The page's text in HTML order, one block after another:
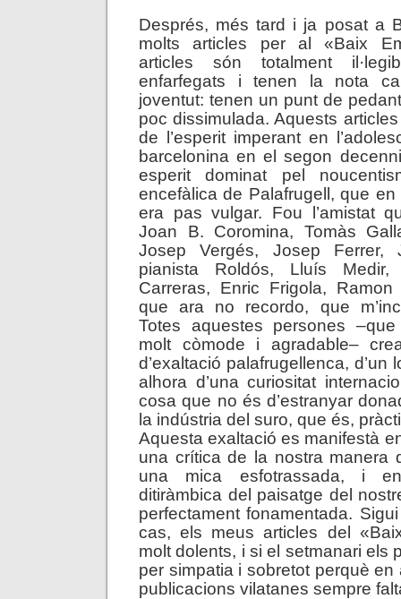
Després, més tard i ja posat a
molts articles per al «Baix
articles són totalment
enfarfegats i tenen la nota
joventut: tenen un punt de
poc dissimulada. Aquests
de l’esperit imperant en
barcelonina en el segon
esperit dominat pel
encefàlica de Palafrugell, que
era pas vulgar. Fou l’amistat
Joan B. Coromina, Tomàs
Josep Vergés, Josep Ferrer,
pianista Roldós, Lluís
Carreras, Enric Frigola, Ramon
que ara no recordo, que
Totes aquestes persones
molt còmode i agradable–
d’exaltació palafrugellenca, d’un
alhora d’una curiositat
cosa que no és d’estranyar
la indústria del suro, que és,
Aquesta exaltació es manifestà
una crítica de la nostra manera
una mica esfotrassada, i
ditiràmbica del paisatge del
perfectament fonamentada.
cas, els meus articles del
molt dolents, i si el setmanari els
per simpatia i sobretot perquè
publicacions vilatanes sempre